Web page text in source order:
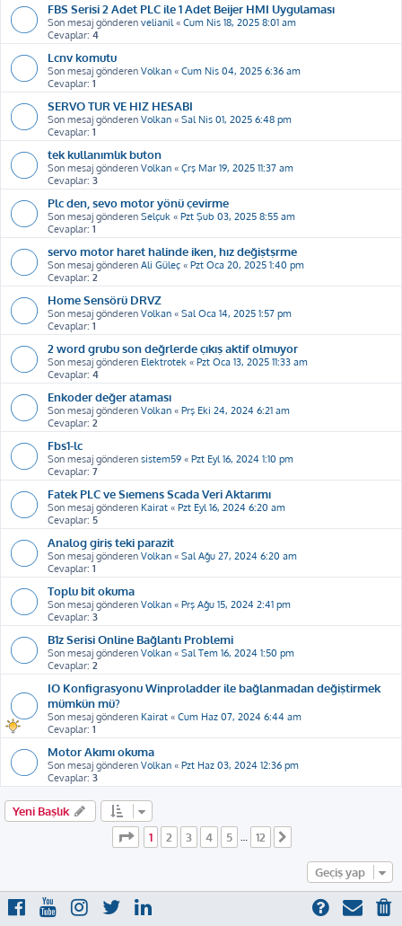
FBS Serisi 2 Adet PLC ile 1 Adet Beijer HMI Uygulaması
Son mesaj gönderen velianil« Cum Nis 18, 2025 8:01 am
Cevaplar: 4
Lcnv komutu
Son mesaj gönderen Volkan « Cum Nis 04, 2025 6:36 am
Cevaplar: 1
SERVO TUR VE HIZ HESABI
Son mesaj gönderen Volkan « Sal Nis 01, 2025 6:48 pm
Cevaplar: 1
tek kullanımlık buton
Son mesaj gönderen Volkan « Çrş Mar 19, 2025 11:37 am
Cevaplar: 3
Plc den, sevo motor yönü çevirme
Son mesaj gönderen Selçuk « Pzt Şub 03, 2025 8:55 am
Cevaplar: 1
servo motor haret halinde iken, hız değiştşrme
Son mesaj gönderen Ali Güleç « Pzt Oca 20, 2025 1:40 pm
Cevaplar: 2
Home Sensörü DRVZ
Son mesaj gönderen Volkan « Sal Oca 14, 2025 1:57 pm
Cevaplar: 1
2 word grubu son değrlerde çıkış aktif olmuyor
Son mesaj gönderen Elektrotek « Pzt Oca 13, 2025 11:33 am
Cevaplar: 4
Enkoder değer ataması
Son mesaj gönderen Volkan « Prş Eki 24, 2024 6:21 am
Cevaplar: 2
Fbs1-lc
Son mesaj gönderen sistem59 « Pzt Eyl 16, 2024 1:10 pm
Cevaplar: 7
Fatek PLC ve Sıemens Scada Veri Aktarımı
Son mesaj gönderen Kairat « Pzt Eyl 16, 2024 6:20 am
Cevaplar: 5
Analog giriş teki parazit
Son mesaj gönderen Volkan « Sal Ağu 27, 2024 6:20 am
Cevaplar: 1
Toplu bit okuma
Son mesaj gönderen Volkan « Prş Ağu 15, 2024 2:41 pm
Cevaplar: 3
B1z Serisi Online Bağlantı Problemi
Son mesaj gönderen Volkan « Sal Tem 16, 2024 1:50 pm
Cevaplar: 2
IO Konfigrasyonu Winproladder ile bağlanmadan değiştirmek
mümkün mü?
Son mesaj gönderen Kairat « Cum Haz 07, 2024 6:44 am
Cevaplar: 1
Motor Akımı okuma
Son mesaj gönderen Volkan « Pzt Haz 03, 2024 12:36 pm
Cevaplar: 3
Yeni Başlık
. sayfa (Toplam 12 sayfa)
1 2 3 4 5 … 12
Geçiş yap